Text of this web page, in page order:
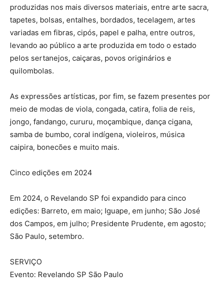
produzidas nos mais diversos materiais, entre arte sacra,
tapetes, bolsas, entalhes, bordados, tecelagem, artes
variadas em fibras, cipós, papel e palha, entre outros,
levando ao público a arte produzida em todo o estado
pelos sertanejos, caiçaras, povos originários e
quilombolas.
As expressões artísticas, por fim, se fazem presentes por
meio de modas de viola, congada, catira, folia de reis,
jongo, fandango, cururu, moçambique, dança cigana,
samba de bumbo, coral indígena, violeiros, música
caipira, bonecões e muito mais.
Cinco edições em 2024
Em 2024, o Revelando SP foi expandido para cinco
edições: Barreto, em maio; Iguape, em junho; São José
dos Campos, em julho; Presidente Prudente, em agosto;
São Paulo, setembro.
SERVIÇO
Evento: Revelando SP São Paulo